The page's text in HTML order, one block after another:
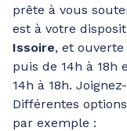
prête à vous
est à votre
Issoire, et
puis de 14h à 18h
14h à 18h.
Différentes
par exemple :